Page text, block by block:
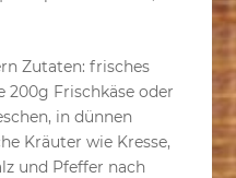
Zutaten: frisches
Frischkäse oder
in dünnen
Kräuter wie Kresse,
und Pfeffer nach